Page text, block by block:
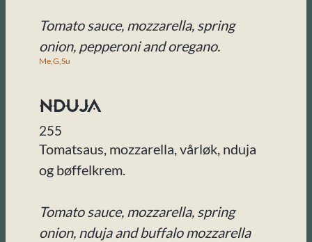
Tomato sauce, mozzarella, spring
onion, pepperoni and oregano.
Me,G,Su
Nduja
255
Tomatsaus, mozzarella, vårløk, nduja
og bøffelkrem.
Tomato sauce, mozzarella, spring
onion, nduja and buffalo mozzarella